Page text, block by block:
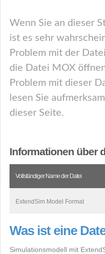
Wenn Sie an dieser
ist es sehr
Problem mit der
die Datei MOX
Problem mit dieser
lesen Sie
dieser Seite.
Informationen über
Vollständiger Name der Datei
ExtendSim Model Format
Was ist eine
Simulationsmodell mit